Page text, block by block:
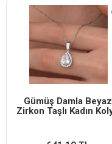
Gümüş Damla Beyaz
Zirkon Taşlı Kadın